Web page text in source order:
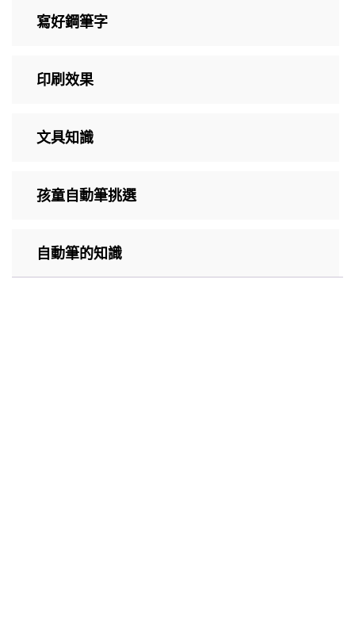
寫好鋼筆字
印刷效果
文具知識
孩童自動筆挑選
自動筆的知識